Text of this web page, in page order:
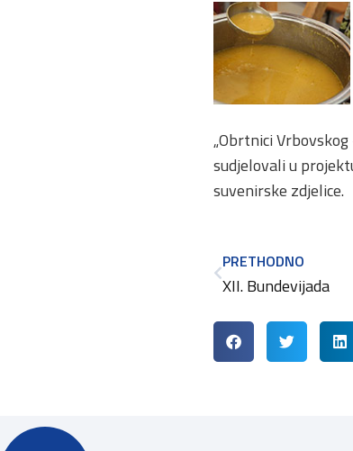
„Obrtnici
sudjelovali u
suvenirske zdjelice.
PRETHODNO
XII. Bundevijada